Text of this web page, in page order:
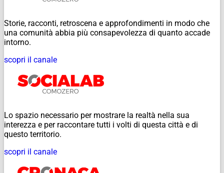
Storie, racconti, retroscena e approfondimenti in modo che
una comunità abbia più consapevolezza di quanto accade
intorno.
scopri il canale
Lo spazio necessario per mostrare la realtà nella sua
interezza e per raccontare tutti i volti di questa città e di
questo territorio.
scopri il canale